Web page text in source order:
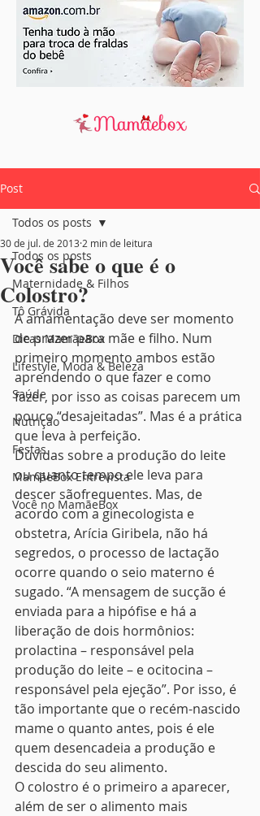
Post
Todos os posts
Maternidade & Filhos
Tô Grávida
Dicas MamãeBox
Lifestyle, Moda & Beleza
Saúde
Nutrição
Festas
MamãeBox Entrevista
Você no MamãeBox
Todos os posts
Você sabe o que é o
Colostro?
30 de jul. de 2013 2 min de leitura
A amamentação deve ser momento
de prazer para mãe e filho. Num
primeiro momento ambos estão
aprendendo o que fazer e como
fazer, por isso as coisas parecem um
pouco “desajeitadas”. Mas é a prática
que leva à perfeição.
Dúvidas sobre a produção do leite
ou quanto tempo ele leva para
descer sãofrequentes. Mas, de
acordo com a ginecologista e
obstetra, Arícia Giribela, não há
segredos, o processo de lactação
ocorre quando o seio materno é
sugado. “A mensagem de sucção é
enviada para a hipófise e há a
liberação de dois hormônios:
prolactina – responsável pela
produção do leite – e ocitocina –
responsável pela ejeção”. Por isso, é
tão importante que o recém-nascido
mame o quanto antes, pois é ele
quem desencadeia a produção e
descida do seu alimento.
O colostro é o primeiro a aparecer,
além de ser o alimento mais